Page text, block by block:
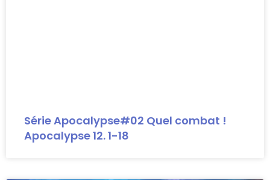
Série Apocalypse#02 Quel combat !
Apocalypse 12. 1-18